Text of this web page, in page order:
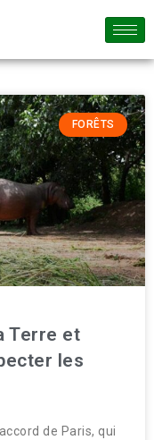
FORÊTS
Terre et
les
de Paris, qui